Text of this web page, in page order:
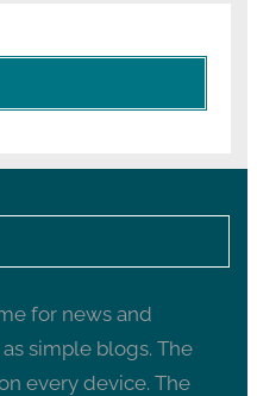
for news and
simple blogs. The
every device. The